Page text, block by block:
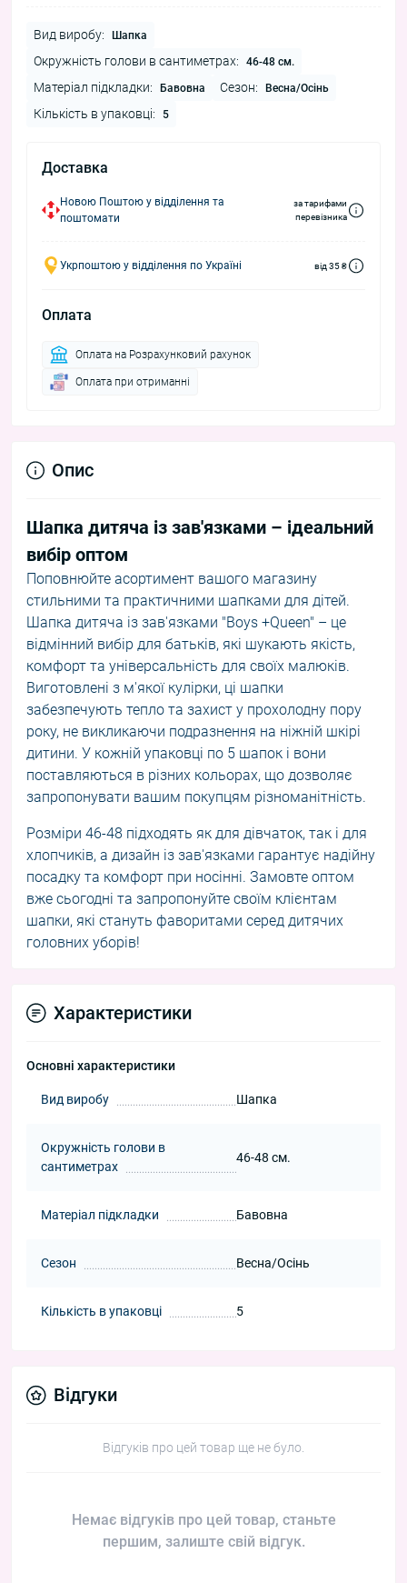
Вид виробу: Шапка
Окружність голови в сантиметрах: 46-48 см.
Матеріал підкладки: Бавовна Сезон: Весна/Осінь
Кількість в упаковці: 5
Доставка
Новою Поштою у відділення та
поштомати
за тарифами
перевізника
Укрпоштою у відділення по Україні від 35 ₴
Оплата
Оплата на Розрахунковий рахунок
Оплата при отриманні
Опис
Шапка дитяча із зав'язками – ідеальний
вибір оптом
Поповнюйте асортимент вашого магазину
стильними та практичними шапками для дітей.
Шапка дитяча із зав'язками "Boys +Queen" – це
відмінний вибір для батьків, які шукають якість,
комфорт та універсальність для своїх малюків.
Виготовлені з м'якої кулірки, ці шапки
забезпечують тепло та захист у прохолодну пору
року, не викликаючи подразнення на ніжній шкірі
дитини. У кожній упаковці по 5 шапок і вони
поставляються в різних кольорах, що дозволяє
запропонувати вашим покупцям різноманітність.
Розміри 46-48 підходять як для дівчаток, так і для
хлопчиків, а дизайн із зав'язками гарантує надійну
посадку та комфорт при носінні. Замовте оптом
вже сьогодні та запропонуйте своїм клієнтам
шапки, які стануть фаворитами серед дитячих
головних уборів!
Характеристики
Основні характеристики
Вид виробу Шапка
Окружність голови в
сантиметрах
46-48 см.
Матеріал підкладки Бавовна
Сезон Весна/Осінь
Кількість в упаковці 5
Відгуки
Відгуків про цей товар ще не було.
Немає відгуків про цей товар, станьте
першим, залиште свій відгук.